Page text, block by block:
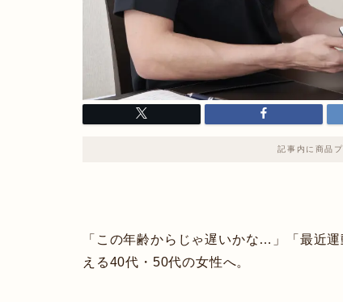
記事内に商品
「この年齢からじゃ遅いかな…」「最近
える40代・50代の女性へ。